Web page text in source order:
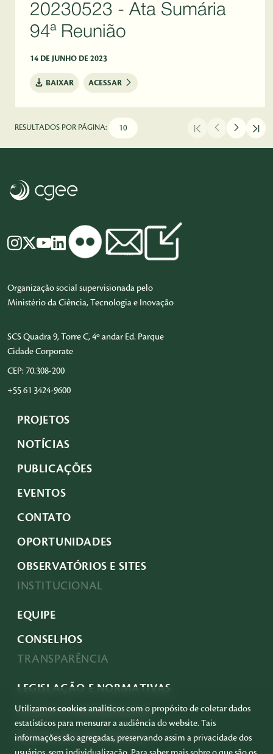
20230523 - Ata Sumária
94ª Reunião
14 DE JUNHO DE 2023
BAIXAR ACESSAR
RESULTADOS POR PÁGINA:
Organização social supervisionada pelo
Ministério da Ciência, Tecnologia e Inovação
SCS Quadra 9, Torre C, 4º andar Ed. Parque
Cidade Corporate
CEP: 70.308-200
+55 61 3424-9600
PROJETOS
NOTÍCIAS
PUBLICAÇÕES
EVENTOS
CONTATO
OPORTUNIDADES
OBSERVATÓRIOS E SITES
INSTITUCIONAL
EQUIPE
CONSELHOS
TRANSPARÊNCIA
LEGISLAÇÃO E NORMATIVAS
ACESSO À INFORMAÇÃO
PRESTAÇÃO DE CONTAS
Utilizamoscookiesanalíticos com o propósito de coletar dados
estatísticos para mensurar a audiência do website. Tais
informações são agregadas, preservando assim a privacidade dos